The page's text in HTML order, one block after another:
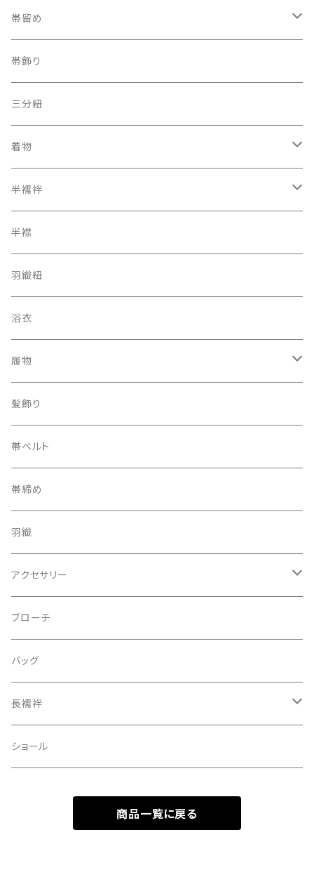
半幅帯
夏帯
京袋帯
レトロ、アンティーク
カラー三重紐
自装用カラー三重紐
レーシーちゃん
帯留め
古布
その他
帯飾り
三分紐
着物
オリジナルキモノ
アンティーク レトロ
半襦袢
二部式長襦袢
半襟
羽織紐
浴衣
履物
下駄
髪飾り
帯ベルト
帯締め
羽織
アクセサリー
ピアス
指輪
装飾品
ブローチ
バッグ
長襦袢
二部式
ショール
商品一覧に戻る